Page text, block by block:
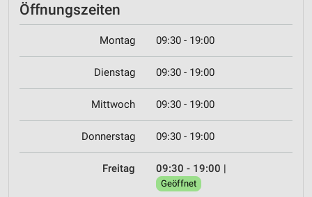
Öffnungszeiten
Montag 09:30 - 19:00
Dienstag 09:30 - 19:00
Mittwoch 09:30 - 19:00
Donnerstag 09:30 - 19:00
Freitag 09:30 - 19:00 |
Geöffnet